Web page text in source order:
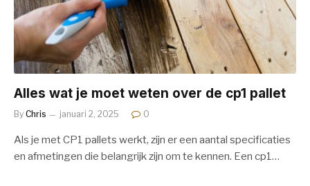
Alles wat je moet weten over de cp1 pallet
By Chris januari 2, 2025 0
Als je met CP1 pallets werkt, zijn er een aantal specificaties
en afmetingen die belangrijk zijn om te kennen. Een cp1…